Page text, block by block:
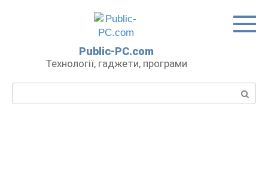
Public-PC.com
Технології, гаджети, програми